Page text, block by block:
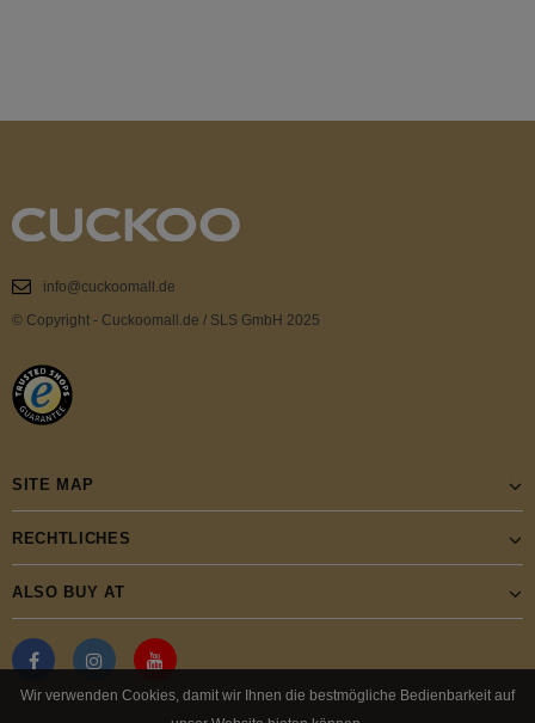
Wir verwenden Cookies, damit wir Ihnen die bestmögliche Bedienbarkeit auf
info@cuckoomall.de
© Copyright - Cuckoomall.de / SLS GmbH 2025
SITE MAP
RECHTLICHES
ALSO BUY AT